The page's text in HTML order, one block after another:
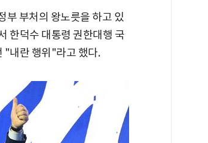
부 부처의 왕노릇을 하고 있
한덕수 대통령 권한대행 국
"내란 행위"라고 했다.